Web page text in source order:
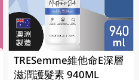
TRESemme維他命E深層
滋潤護髮素 940ML